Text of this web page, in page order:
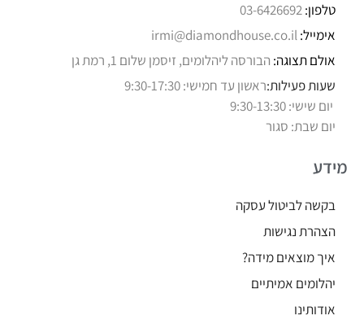
טלפון:03-6426692
אימייל:irmi@diamondhouse.co.il
אולם תצוגה: הבורסה ליהלומים, זיסמן שלום 1, רמת גן
שעות פעילות:ראשון עד חמישי: 9:30-17:30
יום שישי: 9:30-13:30
יום שבת: סגור
מידע
בקשה לביטול עסקה
הצהרת נגישות
איך מוצאים מידה?
יהלומים אמיתיים
אודותינו